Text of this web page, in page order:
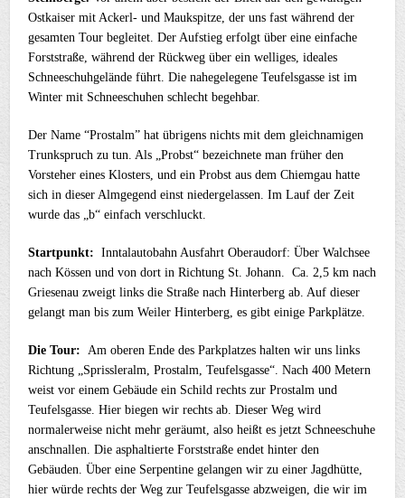
Ostkaiser mit Ackerl- und Maukspitze, der uns fast während der
gesamten Tour begleitet. Der Aufstieg erfolgt über eine einfache
Forststraße, während der Rückweg über ein welliges, ideales
Schneeschuhgelände führt. Die nahegelegene Teufelsgasse ist im
Winter mit Schneeschuhen schlecht begehbar.
Der Name “Prostalm” hat übrigens nichts mit dem gleichnamigen
Trunkspruch zu tun. Als „Probst“ bezeichnete man früher den
Vorsteher eines Klosters, und ein Probst aus dem Chiemgau hatte
sich in dieser Almgegend einst niedergelassen. Im Lauf der Zeit
wurde das „b“ einfach verschluckt.
Startpunkt:Inntalautobahn Ausfahrt Oberaudorf: Über Walchsee
nach Kössen und von dort in Richtung St. Johann. Ca. 2,5 km nach
Griesenau zweigt links die Straße nach Hinterberg ab. Auf dieser
gelangt man bis zum Weiler Hinterberg, es gibt einige Parkplätze.
Die Tour:Am oberen Ende des Parkplatzes halten wir uns links
Richtung „Sprissleralm, Prostalm, Teufelsgasse“. Nach 400 Metern
weist vor einem Gebäude ein Schild rechts zur Prostalm und
Teufelsgasse. Hier biegen wir rechts ab. Dieser Weg wird
normalerweise nicht mehr geräumt, also heißt es jetzt Schneeschuhe
anschnallen. Die asphaltierte Forststraße endet hinter den
Gebäuden. Über eine Serpentine gelangen wir zu einer Jagdhütte,
hier würde rechts der Weg zur Teufelsgasse abzweigen, die wir im